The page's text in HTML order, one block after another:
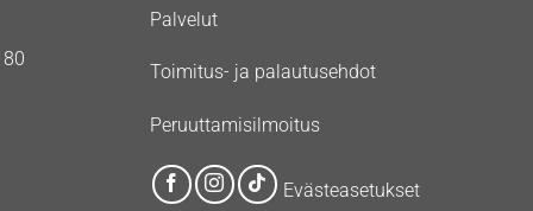
Palvelut
Toimitus- ja palautusehdot
Peruuttamisilmoitus
Evästeasetukset